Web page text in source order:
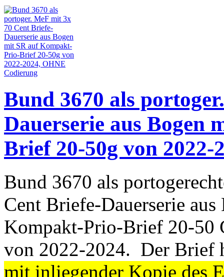
Bund 3670 als
Dauerserie aus Bogen
Brief 20-50g von
Bund 3670 als
Cent Briefe-Dauerserie
Kompakt-Prio-Brief 20-50
von 2022-2024. Der Brief
mit inliegender Kopie des